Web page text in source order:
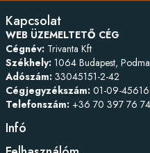
Kapcsolat
WEB ÜZEMELTETŐ CÉG
Cégnév: Trivanta Kft
Székhely: 1064 Budapest,
Adószám: 33045151-2-42
Cégjegyzékszám: 01-09-
Telefonszám: +36 70 397 76 74
Infó